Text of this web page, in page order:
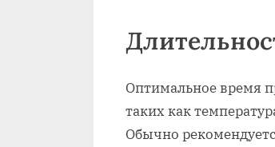
Оптимальное время
таких как
Обычно